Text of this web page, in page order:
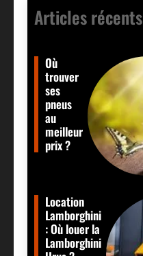
Articles récents​
Où
trouver
ses
pneus
au
meilleur
prix ?
Location
Lamborghini
: Où louer la
Lamborghini